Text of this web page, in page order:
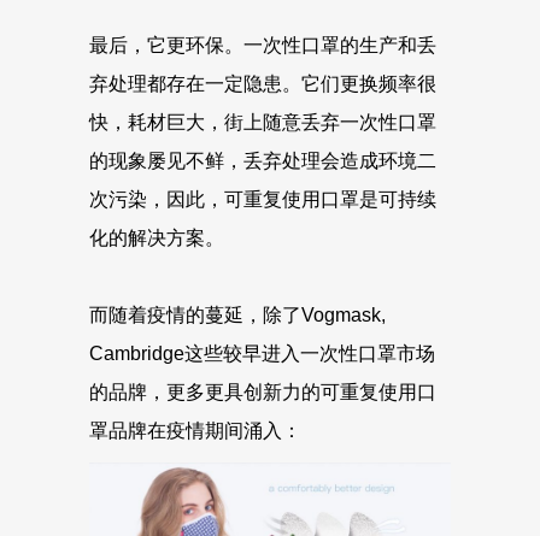
最后，它更环保。一次性口罩的生产和丢
弃处理都存在一定隐患。它们更换频率很
快，耗材巨大，街上随意丢弃一次性口罩
的现象屡见不鲜，丢弃处理会造成环境二
次污染，因此，可重复使用口罩是可持续
化的解决方案。
而随着疫情的蔓延，除了Vogmask,
Cambridge这些较早进入一次性口罩市场
的品牌，更多更具创新力的可重复使用口
罩品牌在疫情期间涌入：